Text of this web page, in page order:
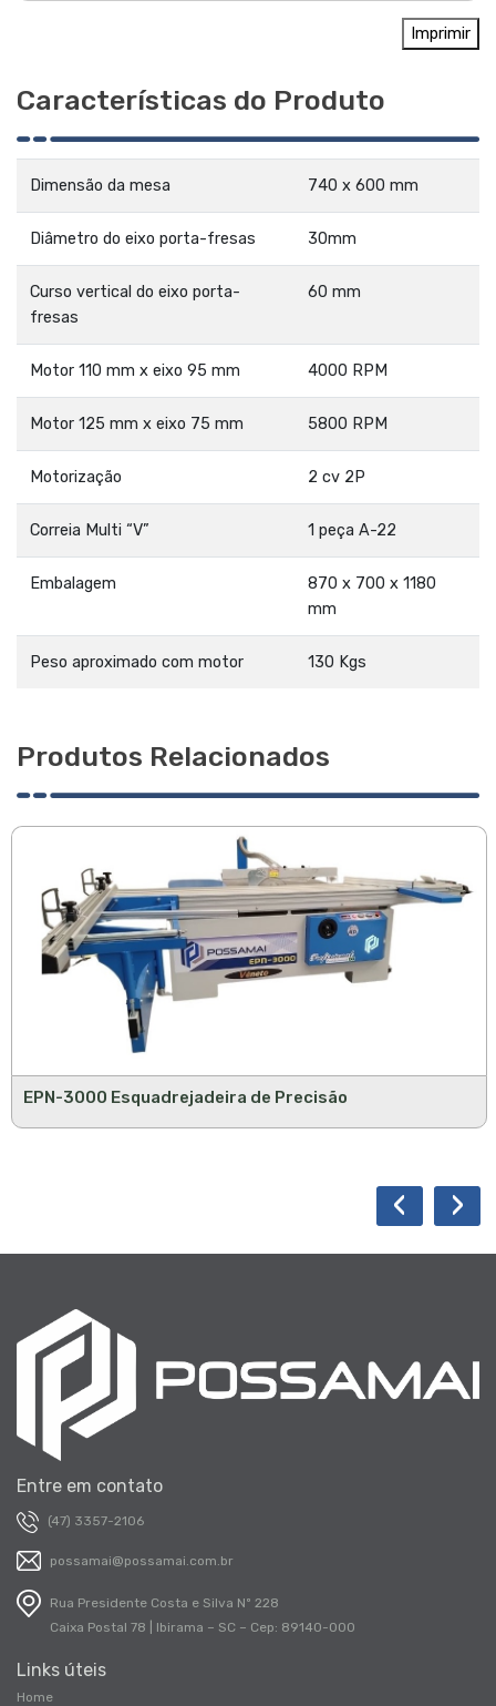
Imprimir
Características do Produto
Dimensão da mesa 740 x 600 mm
Diâmetro do eixo porta-fresas 30mm
Curso vertical do eixo porta-
fresas
60 mm
Motor 110 mm x eixo 95 mm 4000 RPM
Motor 125 mm x eixo 75 mm 5800 RPM
Motorização 2 cv 2P
Correia Multi “V” 1 peça A-22
Embalagem
870 x 700 x 1180
mm
Peso aproximado com motor 130 Kgs
Produtos Relacionados
EPN-3000 Esquadrejadeira de Precisão
‹ ›
Entre em contato
(47) 3357-2106
possamai@possamai.com.br
Rua Presidente Costa e Silva Nº 228
Caixa Postal 78 | Ibirama – SC – Cep: 89140-000
Links úteis
Home